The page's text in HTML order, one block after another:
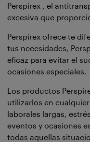
Perspirex , el
excesiva que
Perspirex ofrece te
tus necesidades,
eficaz para evitar el
ocasiones especiales.
Los productos
utilizarlos en
laborales largas,
eventos y ocasiones
todas aquellas